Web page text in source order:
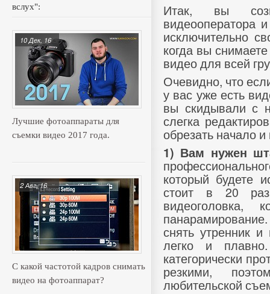
вслух":
Лучшие фотоаппараты для
съемки видео 2017 года.
10 Дек, 16
С какой частотой кадров снимать
видео на фотоаппарат?
2 Авг, 16
Итак, вы
видеооператора
исключительно
когда вы
видео для всей
Очевидно, что
у вас уже есть
вы скидывали с
слегка
обрезать начало
1) Вам нужен
который будете
стоит в 20
видеоголовка,
снять утренник
легко и
категорически
резкими,
любительской